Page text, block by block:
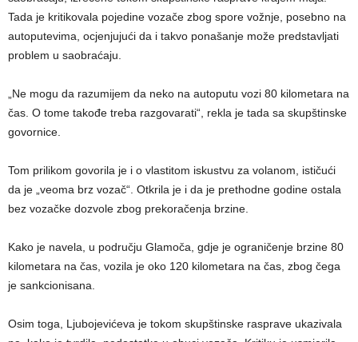
Tada je kritikovala pojedine vozače zbog spore vožnje, posebno na
autoputevima, ocjenjujući da i takvo ponašanje može predstavljati
problem u saobraćaju.
„Ne mogu da razumijem da neko na autoputu vozi 80 kilometara na
čas. O tome takođe treba razgovarati“, rekla je tada sa skupštinske
govornice.
Tom prilikom govorila je i o vlastitom iskustvu za volanom, ističući
da je „veoma brz vozač“. Otkrila je i da je prethodne godine ostala
bez vozačke dozvole zbog prekoračenja brzine.
Kako je navela, u području Glamoča, gdje je ograničenje brzine 80
kilometara na čas, vozila je oko 120 kilometara na čas, zbog čega
je sankcionisana.
Osim toga, Ljubojevićeva je tokom skupštinske rasprave ukazivala